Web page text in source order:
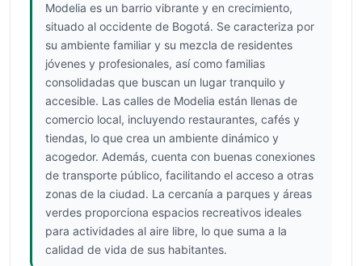
Modelia es un barrio vibrante y en crecimiento,
situado al occidente de Bogotá. Se caracteriza por
su ambiente familiar y su mezcla de residentes
jóvenes y profesionales, así como familias
consolidadas que buscan un lugar tranquilo y
accesible. Las calles de Modelia están llenas de
comercio local, incluyendo restaurantes, cafés y
tiendas, lo que crea un ambiente dinámico y
acogedor. Además, cuenta con buenas conexiones
de transporte público, facilitando el acceso a otras
zonas de la ciudad. La cercanía a parques y áreas
verdes proporciona espacios recreativos ideales
para actividades al aire libre, lo que suma a la
calidad de vida de sus habitantes.